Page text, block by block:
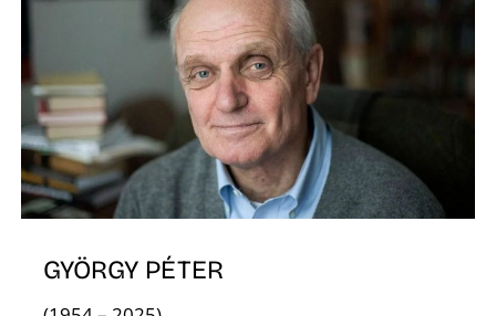
GYÖRGY PÉTER